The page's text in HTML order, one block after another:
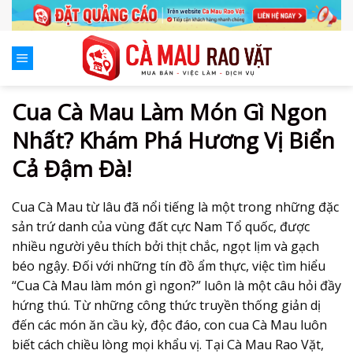
Skip
to
content
Cua Cà Mau Làm Món Gì Ngon
Nhất? Khám Phá Hương Vị Biển
Cả Đậm Đà!
Cua Cà Mau từ lâu đã nổi tiếng là một trong những đặc
sản trứ danh của vùng đất cực Nam Tổ quốc, được
nhiều người yêu thích bởi thịt chắc, ngọt lịm và gạch
béo ngậy. Đối với những tín đồ ẩm thực, việc tìm hiểu
“Cua Cà Mau làm món gì ngon?” luôn là một câu hỏi đầy
hứng thú. Từ những công thức truyền thống giản dị
đến các món ăn cầu kỳ, độc đáo, con cua Cà Mau luôn
biết cách chiều lòng mọi khẩu vị. Tại Cà Mau Rao Vặt,